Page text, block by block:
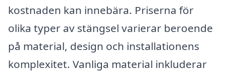
kostnaden kan innebära. Priserna för
olika typer av stängsel varierar beroende
på material, design och installationens
komplexitet. Vanliga material inkluderar